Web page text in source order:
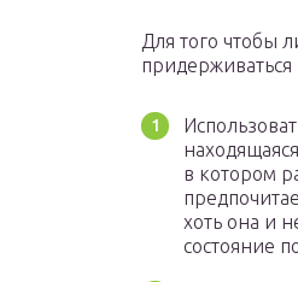
Для того чтобы
в котором
хоть она и
состояние